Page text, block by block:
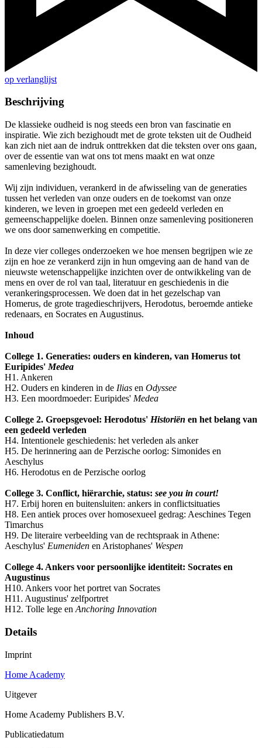
op verlanglijst
Beschrijving
De klassieke oudheid is nog steeds een bron van fascinatie en
inspiratie. Wie zich bezighoudt met de grote teksten uit de Oudheid
kan zich niet aan de indruk onttrekken dat die teksten over ons gaan,
over de essentie van wat ons tot mens maakt en wat onze
samenleving bezighoudt.
Wij zijn individuen, verankerd in de afwisseling van de generaties
tussen het verleden van onze ouders en de toekomst van onze
kinderen, we leven in groepen met een gedeeld verleden en
gemeenschappelijke doelen. Binnen onze samenleving positioneren
we ons door samenwerking en competitie.
In deze vier colleges onderzoeken we hoe mensen begrijpen wie ze
zijn en hoe ze verankerd zijn in hun omgeving aan de hand van de
nieuwste wetenschappelijke inzichten over de ontwikkeling van de
mens en over de rol van taal, literatuur en geschiedenis in die
verankeringsprocessen. We doen dat in het gezelschap van
Homerus, de grote tragedieschrijvers, Herodotus, beroemde antieke
redenaars, en Socrates en Augustinus.
Inhoud
College 1. Generaties: ouders en kinderen, van Homerus tot
Euripides' Medea
H1. Ankeren
H2. Ouders en kinderen in de Ilias en Odyssee
H3. Een moordmoeder: Euripides' Medea
College 2. Groepsgevoel: Herodotus' Historiën en het belang van
een gedeeld verleden
H4. Intentionele geschiedenis: het verleden als anker
H5. De herinnering aan de Perzische oorlog: Simonides en
Aeschylus
H6. Herodotus en de Perzische oorlog
College 3. Conflict, hiërarchie, status: see you in court!
H7. Erbij horen en buitensluiten: ankers in conflictsituaties
H8. Een antiek proces over homosexueel gedrag: Aeschines Tegen
Timarchus
H9. De literaire verbeelding van de rechtspraak in Athene:
Aeschylus' Eumeniden en Aristophanes' Wespen
College 4. Ankers voor persoonlijke identiteit: Socrates en
Augustinus
H10. Ankers voor het portret van Socrates
H11. Augustinus' zelfportret
H12. Tolle lege en Anchoring Innovation
Details
Imprint
Home Academy
Uitgever
Home Academy Publishers B.V.
Publicatiedatum